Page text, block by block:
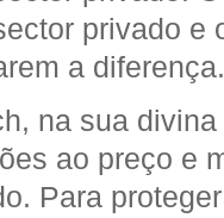
privado e
a diferença.
na sua
ao preço e
Para